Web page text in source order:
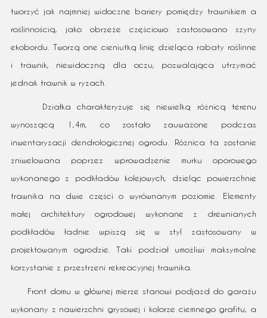
tworzyć jak najmniej widoczne bariery pomiędzy trawnikiem a
roślinnością, jako obrzeże częściowo zastosowano szyny
ekobordu. Tworzą one cieniutką linię dzieląca rabaty roślinne
i trawnik, niewidoczną dla oczu, pozwalająca utrzymać
jednak trawnik w ryzach.
Działka charakteryzuje się niewielką różnicą terenu
wynoszącą 1,4m, co zostało zauważone podczas
inwentaryzacji dendrologicznej ogrodu. Różnica ta zostanie
zniwelowana poprzez wprowadzenie murku oporowego
wykonanego z podkładów kolejowych, dzieląc powierzchnie
trawnika na dwie części o wyrównanym poziomie. Elementy
małej architektury ogrodowej wykonane z drewnianych
podkładów ładnie wpiszą się w styl zastosowany w
projektowanym ogrodzie. Taki podział umożliwi maksymalne
korzystanie z przestrzeni rekreacyjnej trawnika.
Front domu w głównej mierze stanowi podjazd do garażu
wykonany z nawierzchni grysowej i kolorze ciemnego grafitu, a